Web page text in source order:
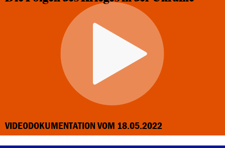
VIDEODOKUMENTATION VOM 18.05.2022